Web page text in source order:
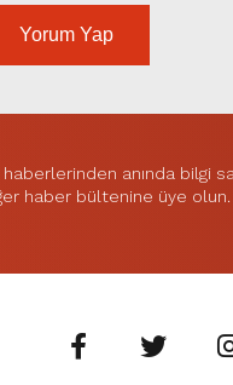
Yorum Yap
anında bilgi
haber bültenine üye olun.